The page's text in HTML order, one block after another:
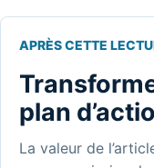
APRÈS CETTE
plan
La valeur de